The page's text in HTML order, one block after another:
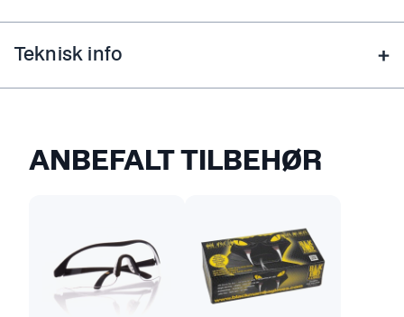
Teknisk info
ANBEFALT TILBEHØR